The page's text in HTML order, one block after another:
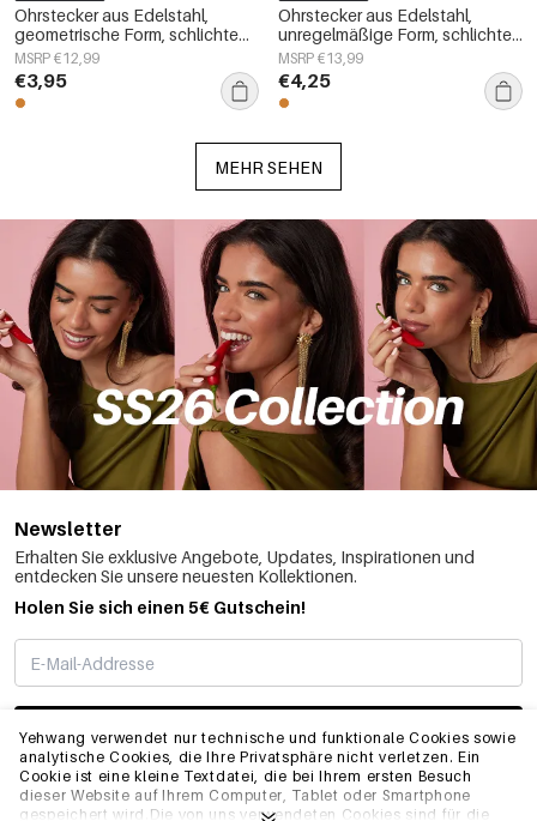
Yehwang verwendet nur technische und funktionale Cookies sowie
analytische Cookies, die Ihre Privatsphäre nicht verletzen. Ein
Cookie ist eine kleine Textdatei, die bei Ihrem ersten Besuch
dieser Website auf Ihrem Computer, Tablet oder Smartphone
gespeichert wird.Die von uns verwendeten Cookies sind für die
Ohrstecker aus Edelstahl,
geometrische Form, schlichte
Alltags-Serie, Damenschmuck
MSRP €12,99
€3,95
Ohrstecker aus Edelstahl,
unregelmäßige Form, schlichte
Alltags-Serie, Damenschmuck
MSRP €13,99
€4,25
MEHR SEHEN
Newsletter
Erhalten Sie exklusive Angebote, Updates, Inspirationen und
entdecken Sie unsere neuesten Kollektionen.
Holen Sie sich einen 5€ Gutschein!
ABONNIEREN
INFO